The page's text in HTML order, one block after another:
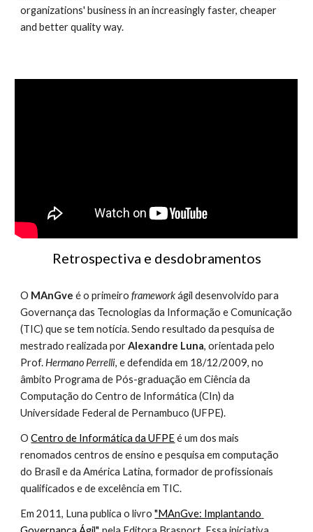
organizations' business in an increasingly faster, cheaper
and better quality way.
Retrospectiva e desdobramentos
O MAnGve é o primeiro framework ágil desenvolvido para
Governança das Tecnologias da Informação e Comunicação
(TIC) que se tem notícia. Sendo resultado da pesquisa de
mestrado realizada por Alexandre Luna, orientada pelo
Prof. Hermano Perrelli, e defendida em 18/12/2009, no
âmbito Programa de Pós-graduação em Ciência da
Computação do Centro de Informática (CIn) da
Universidade Federal de Pernambuco (UFPE).
O Centro de Informática da UFPE é um dos mais
renomados centros de ensino e pesquisa em computação
do Brasil e da América Latina, formador de profissionais
qualificados e de excelência em TIC.
Em 2011, Luna publica o livro "MAnGve: Implantando